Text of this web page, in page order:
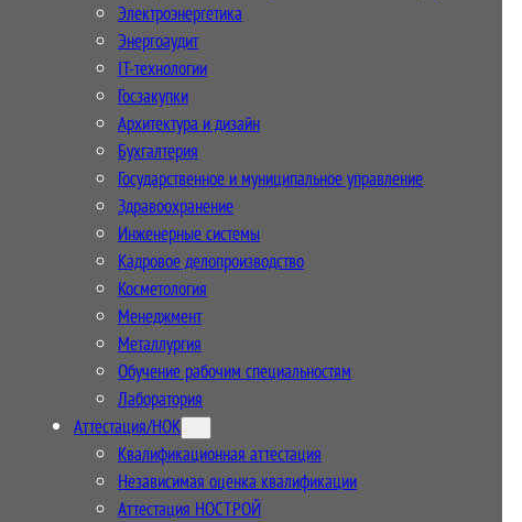
Электроэнергетика
Энергоаудит
IT-технологии
Госзакупки
Архитектура и дизайн
Бухгалтерия
Государственное и муниципальное управление
Здравоохранение
Инженерные системы
Кадровое делопроизводство
Косметология
Менеджмент
Металлургия
Обучение рабочим специальностям
Лаборатория
Аттестация/НОК
Квалификационная аттестация
Независимая оценка квалификации
Аттестация НОСТРОЙ